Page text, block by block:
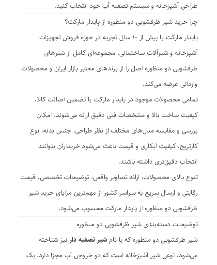
طراحی آشپزخانه و سیستم تصفیه آب خود انتخاب کنید.
چرا خرید شیر ظرفشویی دو منظوره از پایدار مارکت؟
پایدار مارکت با بیش از ۱۰ سال تجربه در حوزه فروش تجهیزات
آشپزخانه و شیرآلات ساختمانی، مجموعه‌ای کامل از شیرهای
ظرفشویی دو منظوره اصل را از برندهای معتبر بازار ایران و محصولات
وارداتی عرضه می‌کند.
تمامی محصولات موجود در پایدار مارکت با تضمین اصالت کالا،
کیفیت ساخت بالا و مشخصات فنی دقیق ارائه می‌شوند. امکان
بررسی و مقایسه مدل‌های مختلف از نظر طراحی، جنس بدنه، نوع
کارتریج، کیفیت آبکاری و قیمت باعث می‌شود خریداران بتوانند
انتخاب دقیق‌تری داشته باشند.
تنوع بالای محصولات، ارائه تصاویر واقعی، توضیحات تخصصی، قیمت
رقابتی و ارسال سریع به سراسر کشور از مهم‌ترین مزایای خرید شیر
ظرفشویی دو منظوره از پایدار مارکت محسوب می‌شود.
توضیحات دسته‌بندی شیر ظرفشویی دو منظوره
شیر ظرفشویی دو منظوره که با نامشیر تصفیه دارنیز شناخته
می‌شود، نوعی شیر آشپزخانه است که دو خروجی آب مجزا دارد. یک